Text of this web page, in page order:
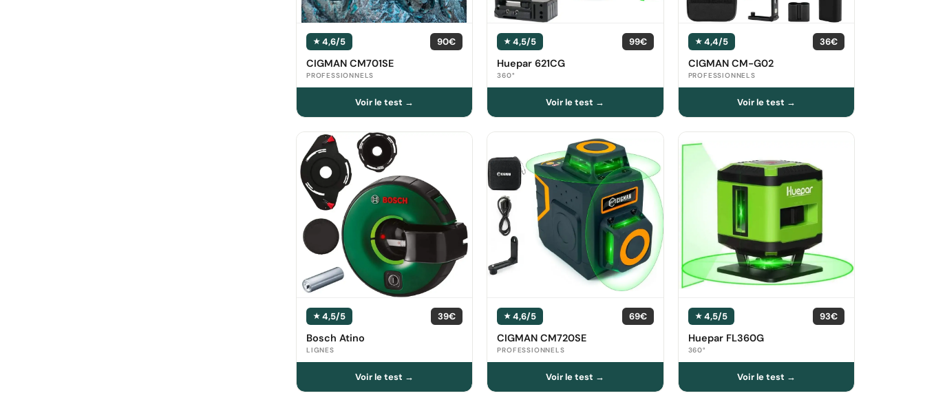
4,6/5 90€
CIGMAN CM701SE
PROFESSIONNELS
4,5/5 99€
Huepar 621CG
360°
4,4/5 36€
CIGMAN CM-G02
PROFESSIONNELS
4,5/5 39€
Bosch Atino
LIGNES
4,6/5 69€
CIGMAN ‎‎CM720SE
PROFESSIONNELS
4,5/5 93€
Huepar FL360G
360°